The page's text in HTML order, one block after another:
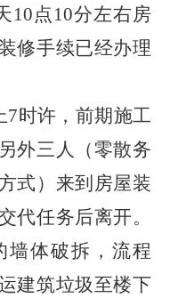
10点10分左右房
修手续已经办理
7时许，前期施工
外三人（零散务
式）来到房屋装
代任务后离开。
墙体破拆，流程
建筑垃圾至楼下